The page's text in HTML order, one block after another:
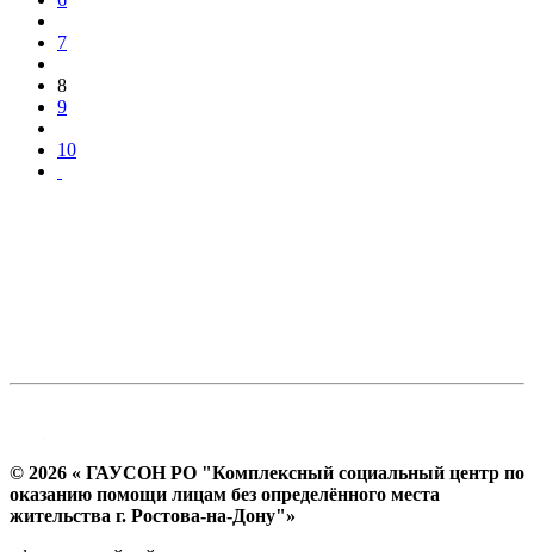
7
8
9
10
© 2026 « ГАУСОН РО "Комплексный социальный центр по
оказанию помощи лицам без определённого места
жительства г. Ростова-на-Дону"»